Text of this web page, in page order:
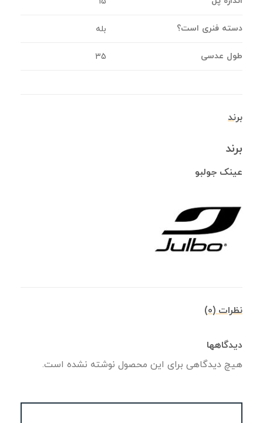
دسته فنری است؟ بله
طول عدسی 35
برند
برند
عینک جولبو
نظرات (0)
دیدگاهها
هیچ دیدگاهی برای این محصول نوشته نشده است.